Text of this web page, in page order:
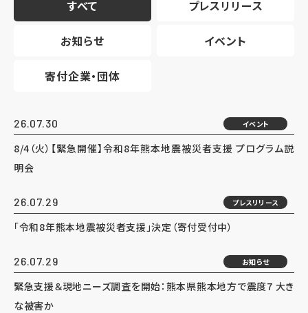
すべて プレスリリース
お知らせ イベント
寄付企業・団体
26.07.30 イベント
8/4（火）【緊急開催】令和8年熊本地震被災者支援 プログラム説
明会
26.07.29 プレスリリース
「令和8年熊本地震被災者支援」決定（寄付受付中）
26.07.29 お知らせ
緊急支援＆現地ニーズ調査を開始：熊本県熊本地方で震度7 大き
な被害か